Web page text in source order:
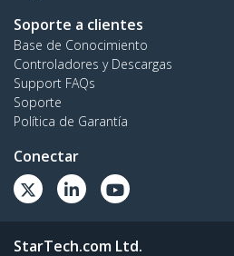
Soporte a clientes
Base de Conocimiento
Controladores y Descargas
Support FAQs
Soporte
Política de Garantía
Conectar
StarTech.com Ltd.